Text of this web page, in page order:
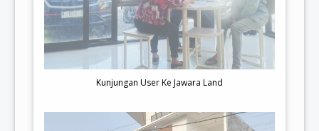
Kunjungan User Ke Jawara Land